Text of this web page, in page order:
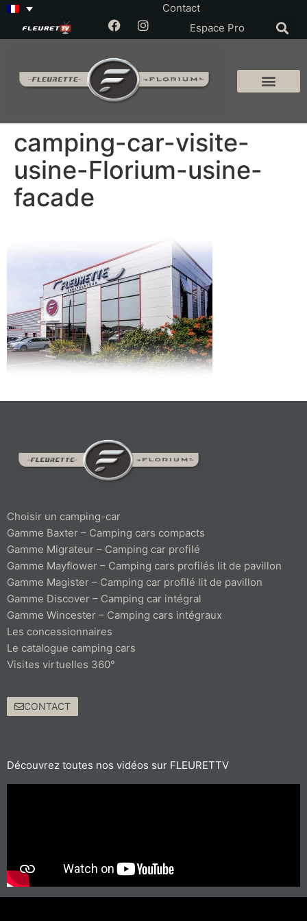
Contact
Espace Pro
camping-car-visite-
usine-Florium-usine-
facade
Choisir un camping-car
Gamme Baxter – Camping cars compacts
Gamme Migrateur – Camping car profilé
Gamme Mayflower – Camping cars profilés lit de pavillon
Gamme Magister – Camping car profilé lit de pavillon
Gamme Discover – Camping car intégral
Gamme Wincester – Camping cars intégraux
Les concessionnaires
Le catalogue camping cars
Visites virtuelles 360°
CONTACT
Découvrez toutes nos vidéos sur FLEURETTV